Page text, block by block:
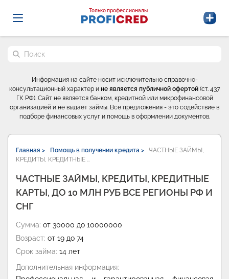
Probrokery - Только профессионалы
Только профессионалы
Поиск по сайту
Информация на сайте носит исключительно справочно-
консультационный характер и не является публичной офертой (ст. 437
ГК РФ). Сайт не является банком, кредитной или микрофинансовой
организацией и не выдаёт займы. Все предложения - это содействие в
подборе финансовых услуг и помощь в оформлении документов.
Главная > Помощь в получении кредита >
ЧАСТНЫЕ ЗАЙМЫ,
КРЕДИТЫ, КРЕДИТНЫЕ …
ЧАСТНЫЕ ЗАЙМЫ, КРЕДИТЫ, КРЕДИТНЫЕ
КАРТЫ, ДО 10 МЛН РУБ ВСЕ РЕГИОНЫ РФ И
СНГ
Сумма: от 30000 до 10000000
Возраст: от 19 до 74
Срок займа: 14 лет
Дополнительная информация: